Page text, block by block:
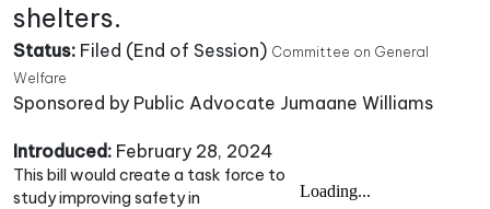
shelters.
Status: Filed (End of Session) Committee on General
Welfare
Sponsored by Public Advocate Jumaane Williams
Introduced: February 28, 2024
This bill would create a task force to
study improving safety in